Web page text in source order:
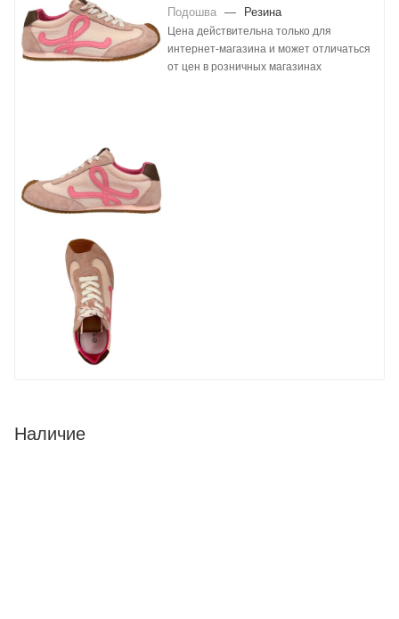
Подошва — Резина
Цена действительна только для
интернет-магазина и может отличаться
от цен в розничных магазинах
Наличие